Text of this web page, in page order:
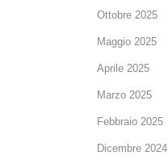
Ottobre 2025
Maggio 2025
Aprile 2025
Marzo 2025
Febbraio 2025
Dicembre 2024